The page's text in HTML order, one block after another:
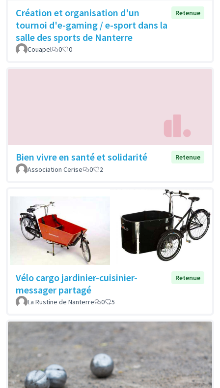
Création et organisation d'un
tournoi d'e-gaming / e-sport dans la
salle des sports de Nanterre
Retenue
Couapel 0 0
Bien vivre en santé et solidarité
Retenue
Association Cerise
0 2
Vélo cargo jardinier-cuisinier-
messager partagé
Retenue
La Rustine de Nanterre 0 5